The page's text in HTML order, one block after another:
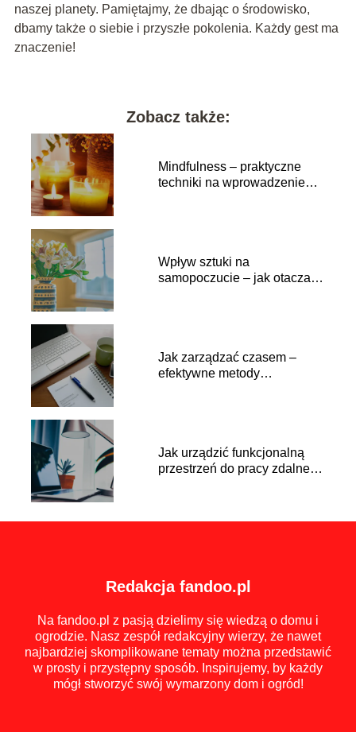
naszej planety. Pamiętajmy, że dbając o środowisko,
dbamy także o siebie i przyszłe pokolenia. Każdy gest ma
znaczenie!
Zobacz także:
Mindfulness – praktyczne
techniki na wprowadzenie
Wpływ sztuki na
samopoczucie – jak otaczać
Jak zarządzać czasem –
efektywne metody
Jak urządzić funkcjonalną
przestrzeń do pracy zdalnej –
Redakcja fandoo.pl
Na fandoo.pl z pasją dzielimy się wiedzą o domu i
ogrodzie. Nasz zespół redakcyjny wierzy, że nawet
najbardziej skomplikowane tematy można przedstawić
w prosty i przystępny sposób. Inspirujemy, by każdy
mógł stworzyć swój wymarzony dom i ogród!